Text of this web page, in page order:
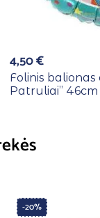
4,50€
Folinis
Patruliai” 46cm
-20%